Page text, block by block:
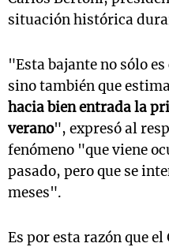
situación histórica
"Esta bajante no sólo
sino también que
hacia bien entrada la
verano", expresó al
fenómeno "que viene
pasado, pero que se
meses".
Es por esta razón que